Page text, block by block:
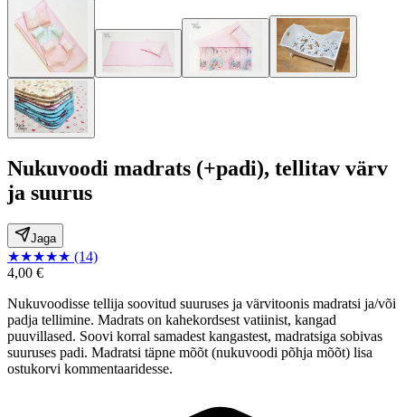
Nukuvoodi madrats (+padi), tellitav värv
ja suurus
Jaga
★★★★★ (14)
4,00 €
Nukuvoodisse tellija soovitud suuruses ja värvitoonis madratsi ja/või
padja tellimine. Madrats on kahekordsest vatiinist, kangad
puuvillased. Soovi korral samadest kangastest, madratsiga sobivas
suuruses padi. Madratsi täpne mõõt (nukuvoodi põhja mõõt) lisa
ostukorvi kommentaaridesse.